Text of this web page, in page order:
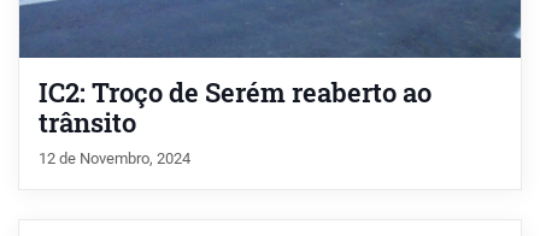
IC2: Troço de Serém reaberto ao
trânsito
12 de Novembro, 2024